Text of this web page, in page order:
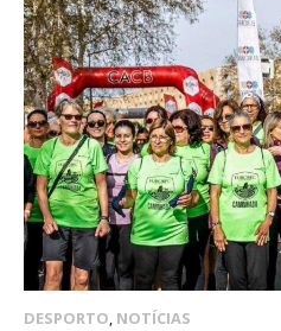
DESPORTO, NOTÍCIAS